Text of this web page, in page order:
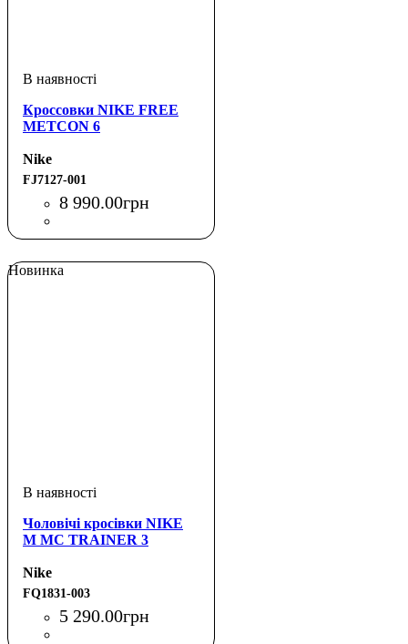
Кроссовки NIKE FREE
METCON 6
Nike
FJ7127-001
8 990.00грн
Новинка
Чоловічі кросівки NIKE
M MC TRAINER 3
Nike
FQ1831-003
5 290.00грн